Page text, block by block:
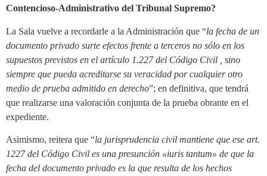
Contencioso-Administrativo del Tribunal Supremo?
La Sala vuelve a recordarle a la Administración que “la fecha de un
documento privado surte efectos frente a terceros no sólo en los
supuestos previstos en el artículo 1.227 del Código Civil , sino
siempre que pueda acreditarse su veracidad por cualquier otro
medio de prueba admitido en derecho”; en definitiva, que tendrá
que realizarse una valoración conjunta de la prueba obrante en el
expediente.
Asimismo, reitera que “la jurisprudencia civil mantiene que ese art.
1227 del Código Civil es una presunción «iuris tantum» de que la
fecha del documento privado es la que resulta de los hechos